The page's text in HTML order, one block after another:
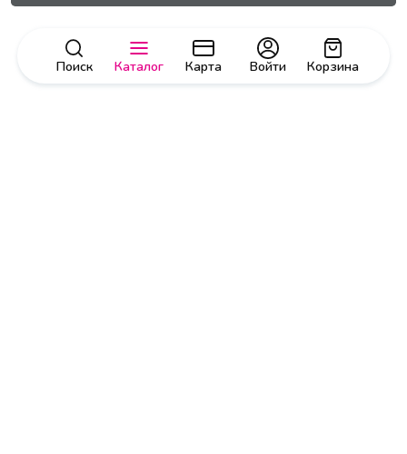
Поиск Каталог Карта Корзина
Войти